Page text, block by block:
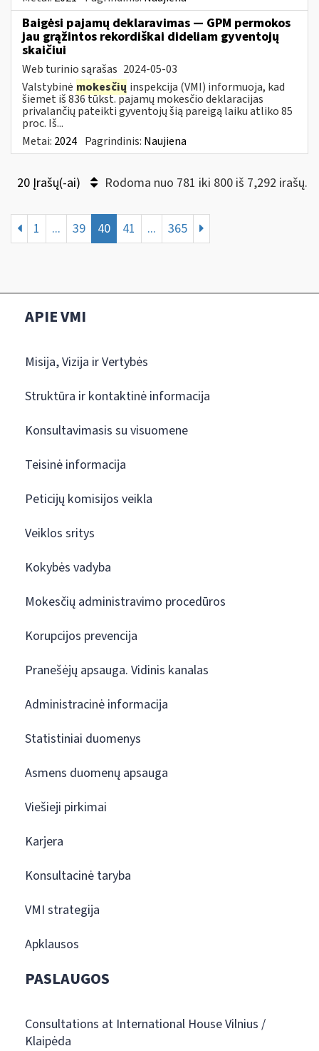
Baigėsi pajamų deklaravimas — GPM permokos
jau grąžintos rekordiškai dideliam gyventojų
skaičiui
Web turinio sąrašas 2024-05-03
Valstybinė mokesčių inspekcija (VMI) informuoja, kad
šiemet iš 836 tūkst. pajamų mokesčio deklaracijas
privalančių pateikti gyventojų šią pareigą laiku atliko 85
proc. Iš...
Metai: 2024 Pagrindinis: Naujiena
20 Įrašų(-ai) Rodoma nuo 781 iki 800 iš 7,292 irašų.
1 ... 39 40 41 ... 365
APIE VMI
Misija, Vizija ir Vertybės
Struktūra ir kontaktinė informacija
Konsultavimasis su visuomene
Teisinė informacija
Peticijų komisijos veikla
Veiklos sritys
Kokybės vadyba
Mokesčių administravimo procedūros
Korupcijos prevencija
Pranešėjų apsauga. Vidinis kanalas
Administracinė informacija
Statistiniai duomenys
Asmens duomenų apsauga
Viešieji pirkimai
Karjera
Konsultacinė taryba
VMI strategija
Apklausos
PASLAUGOS
Consultations at International House Vilnius /
Klaipėda